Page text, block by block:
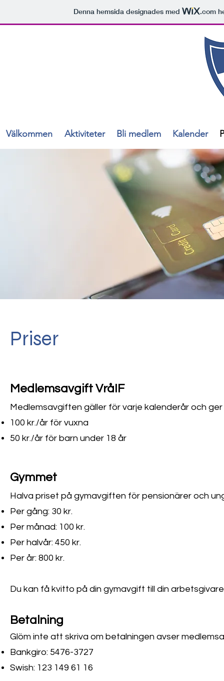
Denna hemsida designades med .com
Välkommen Aktiviteter Bli medlem Kalender
Priser
Medlemsavgift VråIF
Medlemsavgiften gäller för varje kalenderår och
100 kr./år för vuxna
50 kr./år för barn under 18 år
Gymmet
Halva priset på gymavgiften för pensionärer och
Per gång: 30 kr.
Per månad: 100 kr.
Per halvår: 450 kr.
Per år: 800 kr.
Du kan få kvitto på din gymavgift till din
Betalning
Glöm inte att skriva om betalningen avser
Bankgiro: 5476-3727
Swish: 123 149 61 16